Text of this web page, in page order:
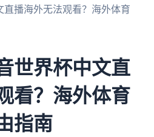
播海外无法观看？海外体育
世界杯中文直
看？海外体育
指南